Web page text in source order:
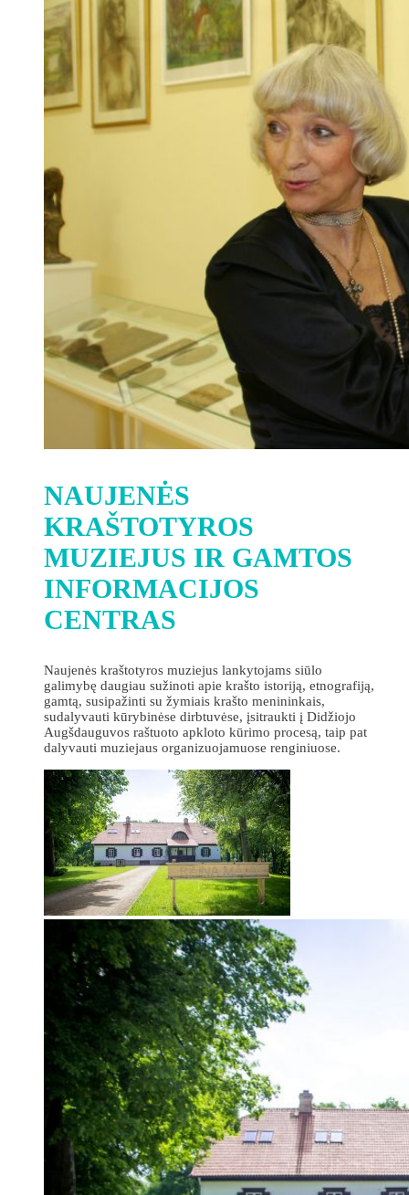
NAUJENĖS
KRAŠTOTYROS
MUZIEJUS IR GAMTOS
INFORMACIJOS
CENTRAS
Naujenės kraštotyros muziejus lankytojams siūlo
galimybę daugiau sužinoti apie krašto istoriją, etnografiją,
gamtą, susipažinti su žymiais krašto menininkais,
sudalyvauti kūrybinėse dirbtuvėse, įsitraukti į Didžiojo
Augšdauguvos raštuoto apkloto kūrimo procesą, taip pat
dalyvauti muziejaus organizuojamuose renginiuose.